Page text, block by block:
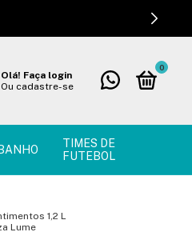
Olá! Faça login
Ou cadastre-se
0
BANHO
TIMES DE
FUTEBOL
1,2 L
Lume